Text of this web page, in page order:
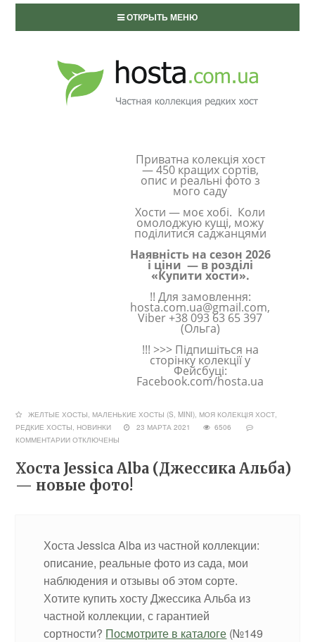
ОТКРЫТЬ МЕНЮ
Приватна колекція хост
— 450 кращих сортів,
опис и реальні фото з
мого саду
Хости — моє хобі. Коли
омолоджую кущі, можу
поділитися саджанцями
Наявність на сезон 2026
і ціни — в розділі
«Купити хости».
!! Для замовлення:
hosta.com.ua@gmail.com,
Viber +38 093 63 65 397
(Ольга)
!!! >>> Підпишіться на
сторінку колекції у
Фейсбуці:
Facebook.com/hosta.ua
ЖЕЛТЫЕ ХОСТЫ, МАЛЕНЬКИЕ ХОСТЫ (S, MINI), МОЯ КОЛЕКЦІЯ ХОСТ,
РЕДКИЕ ХОСТЫ, НОВИНКИ
23 МАРТА 2021
6506
КОММЕНТАРИИ ОТКЛЮЧЕНЫ
Хоста Jessica Alba (Джессика Альба)
— новые фото!
Хоста Jessica Alba из частной коллекции:
описание, реальные фото из сада, мои
наблюдения и отзывы об этом сорте.
Хотите купить хосту Джессика Альба из
частной коллекции, с гарантией
сортности? Посмотрите в каталоге (№149